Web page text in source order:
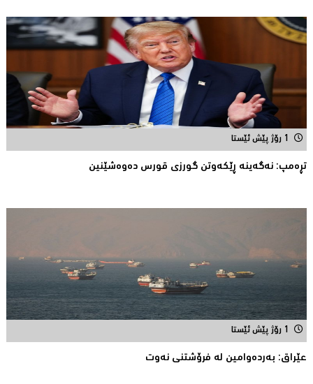
1 رۆژ پێش ئێستا
تڕه‌مپ: نه‌گه‌ینه‌ ڕێكه‌وتن گورزی قورس ده‌وه‌شێنین
1 رۆژ پێش ئێستا
عێراق: به‌رده‌وامین له‌ فرۆشتنی نه‌وت